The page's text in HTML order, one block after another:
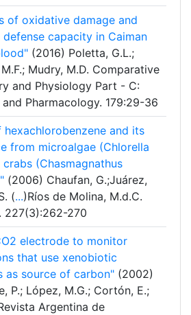
of oxidative damage and
capacity in Caiman
(2016) Poletta, G.L.;
Mudry, M.D. Comparative
and Physiology Part - C:
Pharmacology. 179:29-36
and its
from microalgae (Chlorella
(Chasmagnathus
(2006) Chaufan, G.;Juárez,
(...)Ríos de Molina, M.d.C.
227(3):262-270
electrode to monitor
that use xenobiotic
as source of carbon" (2002)
P.; López, M.G.; Cortón, E.;
Argentina de